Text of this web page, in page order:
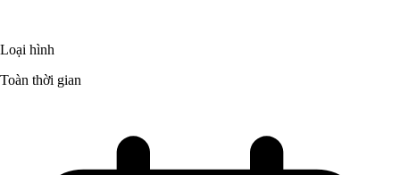
Loại hình
Toàn thời gian